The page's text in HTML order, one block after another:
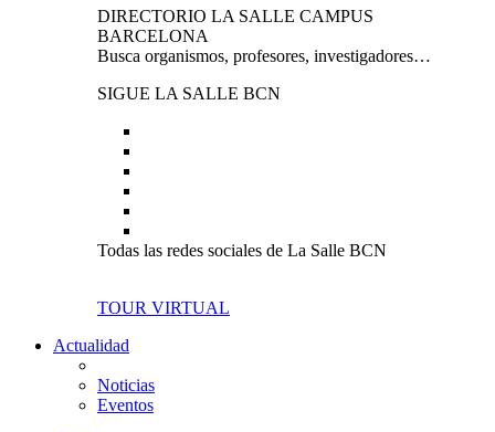
DIRECTORIO LA SALLE CAMPUS
BARCELONA
Busca organismos, profesores, investigadores…
SIGUE LA SALLE BCN
Todas las redes sociales de La Salle BCN
TOUR VIRTUAL
Actualidad
Noticias
Eventos